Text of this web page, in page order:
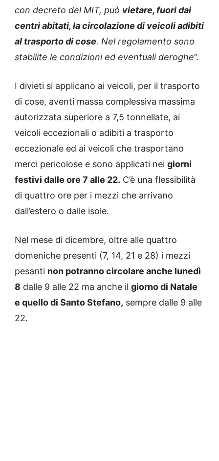
con decreto del MIT, può vietare, fuori dai
centri abitati, la circolazione di veicoli adibiti
al trasporto di cose. Nel regolamento sono
stabilite le condizioni ed eventuali deroghe”.
I divieti si applicano ai veicoli, per il trasporto
di cose, aventi massa complessiva massima
autorizzata superiore a 7,5 tonnellate, ai
veicoli eccezionali o adibiti a trasporto
eccezionale ed ai veicoli che trasportano
merci pericolose e sono applicati nei giorni
festivi dalle ore 7 alle 22. C’è una flessibilità
di quattro ore per i mezzi che arrivano
dall’estero o dalle isole.
Nel mese di dicembre, oltre alle quattro
domeniche presenti (7, 14, 21 e 28) i mezzi
pesanti non potranno circolare anche lunedì
8 dalle 9 alle 22 ma anche il giorno di Natale
e quello di Santo Stefano, sempre dalle 9 alle
22.